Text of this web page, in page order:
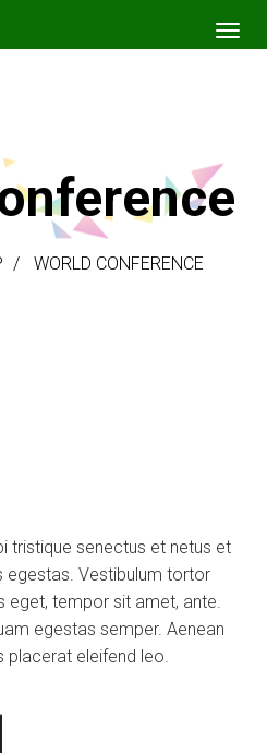
WORLD CONFERENCE
tristique senectus et netus et
egestas. Vestibulum tortor
eget, tempor sit amet, ante.
egestas semper. Aenean
placerat eleifend leo.